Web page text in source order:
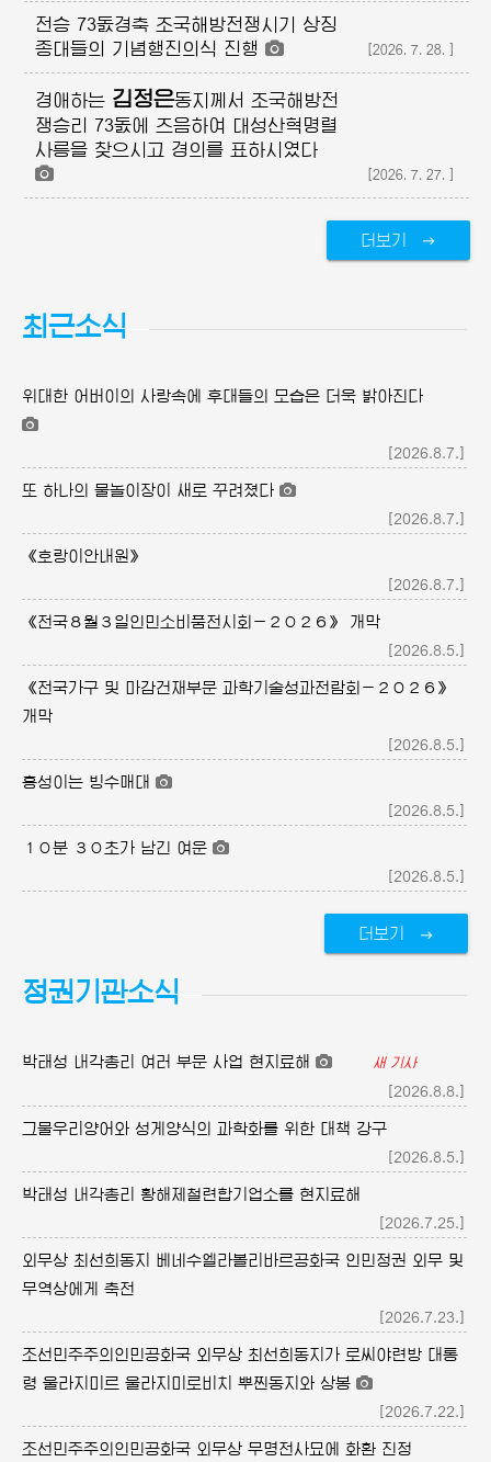
전승 73돐경축 조국해방전쟁시기 상징
종대들의 기념행진의식 진행
[2026.7.28.]
경애하는 김정은동지께서
조국해방전
쟁승리 73돐에 즈음하여 대성산혁명렬
사릉을 찾으시고 경의를 표하시였다
[2026.7.27.]
더보기
최근소식
위대한 어버이의 사랑속에 후대들의 모습은 더욱 밝아진다
[2026.8.7.]
또 하나의 물놀이장이 새로 꾸려졌다
[2026.8.7.]
《호랑이안내원》
[2026.8.7.]
《전국８월３일인민소비품전시회－２０２６》 개막
[2026.8.5.]
《전국가구 및 마감건재부문 과학기술성과전람회－２０２６》
개막
[2026.8.5.]
흥성이는 빙수매대
[2026.8.5.]
１０분 ３０초가 남긴 여운
[2026.8.5.]
더보기
정권기관소식
박태성 내각총리 여러 부문 사업 현지료해 새 기사
[2026.8.8.]
그물우리양어와 성게양식의 과학화를 위한 대책 강구
[2026.8.5.]
박태성 내각총리 황해제철련합기업소를 현지료해
[2026.7.25.]
외무상 최선희동지 베네수엘라볼리바르공화국 인민정권 외무 및
무역상에게 축전
[2026.7.23.]
조선민주주의인민공화국 외무상 최선희동지가 로씨야련방 대통
령 울라지미르 울라지미로비치 뿌찐동지와 상봉
[2026.7.22.]
조선민주주의인민공화국 외무상 무명전사묘에 화환 진정